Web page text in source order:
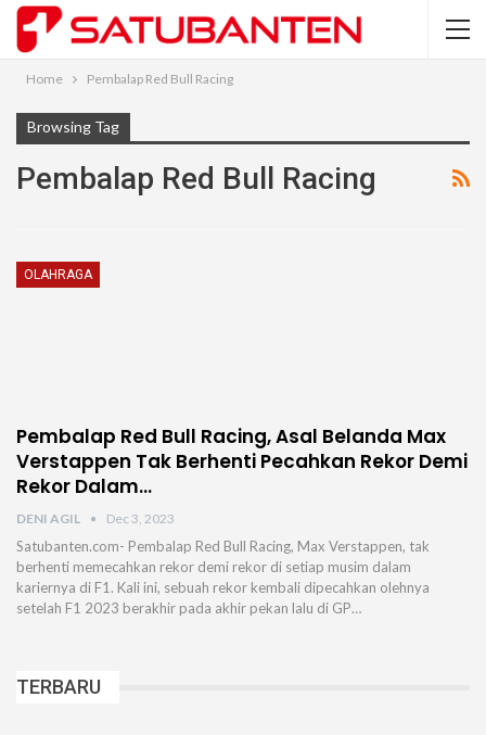
Home Pembalap Red Bull Racing
Browsing Tag
Pembalap Red Bull Racing
OLAHRAGA
Pembalap Red Bull Racing, Asal Belanda Max
Verstappen Tak Berhenti Pecahkan Rekor Demi
Rekor Dalam…
DENI AGIL Dec 3, 2023
Satubanten.com- Pembalap Red Bull Racing, Max Verstappen, tak
berhenti memecahkan rekor demi rekor di setiap musim dalam
kariernya di F1. Kali ini, sebuah rekor kembali dipecahkan olehnya
setelah F1 2023 berakhir pada akhir pekan lalu di GP…
TERBARU